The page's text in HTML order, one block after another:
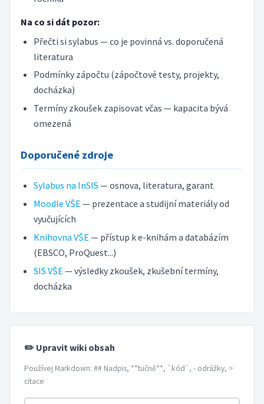
Na co si dát pozor:
Přečti si sylabus — co je povinná vs. doporučená
literatura
Podmínky zápočtu (zápočtové testy, projekty,
docházka)
Termíny zkoušek zapisovat včas — kapacita bývá
omezená
Doporučené zdroje
Sylabus na InSIS — osnova, literatura, garant
Moodle VŠE — prezentace a studijní materiály od
vyučujících
Knihovna VŠE — přístup k e-knihám a databázím
(EBSCO, ProQuest...)
SIS VŠE — výsledky zkoušek, zkušební termíny,
docházka
✏️ Upravit wiki obsah
Používej Markdown: ## Nadpis, **tučně**, `kód`, - odrážky, >
citace